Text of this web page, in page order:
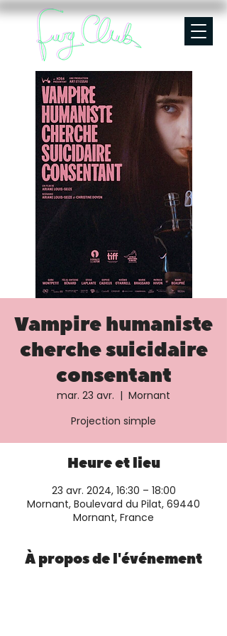
Vampire humaniste
cherche suicidaire
consentant
mar. 23 avr.
  |
Mornant
Projection simple
Heure et lieu
23 avr. 2024, 16:30 – 18:00
Mornant, Boulevard du Pilat, 69440
Mornant, France
À propos de l'événement